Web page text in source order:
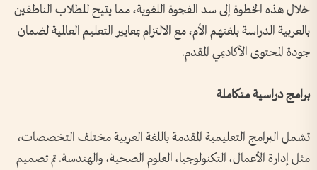
خلال هذه الخطوة إلى سد الفجوة اللغوية، مما يتيح للطلاب الناطقين
بالعربية الدراسة بلغتهم الأم، مع الالتزام بمعايير التعليم العالمية لضمان
جودة المحتوى الأكاديمي المقدم.
برامجدراسيةمتكاملة
تشمل البرامج التعليمية المقدمة باللغة العربية مختلف التخصصات،
مثل إدارة الأعمال، التكنولوجيا، العلوم الصحية، والهندسة. تم تصميم